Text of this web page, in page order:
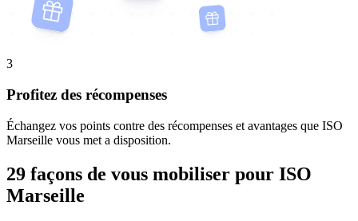
3
Profitez des récompenses
Échangez vos points contre des récompenses et avantages que ISO
Marseille vous met a disposition.
29 façons de vous mobiliser pour ISO
Marseille